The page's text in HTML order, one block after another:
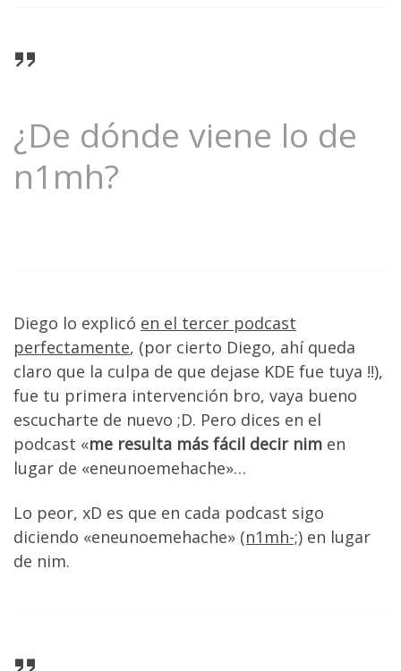
¿De dónde viene lo de
n1mh?
Diego lo explicó en el tercer podcast
perfectamente, (por cierto Diego, ahí queda
claro que la culpa de que dejase KDE fue tuya !!),
fue tu primera intervención bro, vaya bueno
escucharte de nuevo ;D. Pero dices en el
podcast «me resulta más fácil decir nim en
lugar de «eneunoemehache»…
Lo peor, xD es que en cada podcast sigo
diciendo «eneunoemehache» (n1mh-;) en lugar
de nim.